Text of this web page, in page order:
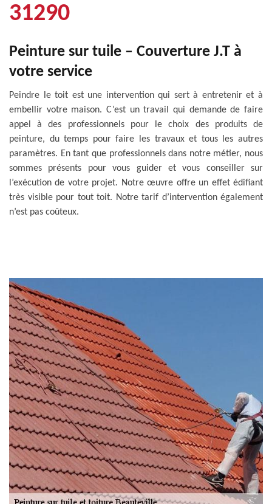
31290
Peinture sur tuile – Couverture J.T à
votre service
Peindre le toit est une intervention qui sert à entretenir et à
embellir votre maison. C’est un travail qui demande de faire
appel à des professionnels pour le choix des produits de
peinture, du temps pour faire les travaux et tous les autres
paramètres. En tant que professionnels dans notre métier, nous
sommes présents pour vous guider et vous conseiller sur
l’exécution de votre projet. Notre œuvre offre un effet édifiant
très visible pour tout toit. Notre tarif d’intervention également
n’est pas coûteux.